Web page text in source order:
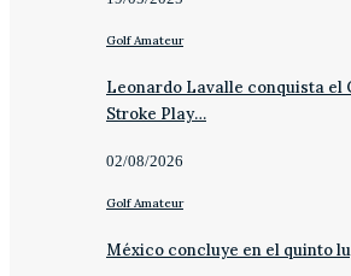
Golf Amateur
Leonardo Lavalle conquista el
Stroke Play…
02/08/2026
Golf Amateur
México concluye en el quinto